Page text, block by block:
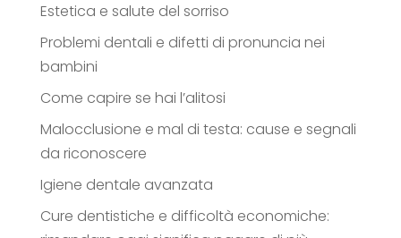
Estetica e salute del sorriso
Problemi dentali e difetti di pronuncia nei
bambini
Come capire se hai l’alitosi
Malocclusione e mal di testa: cause e segnali
da riconoscere
Igiene dentale avanzata
Cure dentistiche e difficoltà economiche: